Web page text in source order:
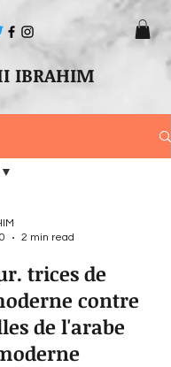
IBRAHIM
2 min read
trices de
contre
de l'arabe